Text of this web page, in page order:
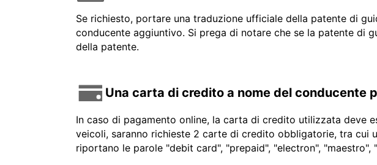
Se richiesto, portare una traduzione ufficiale della patente di
conducente aggiuntivo. Si prega di notare che se la patente di
della patente.
Una carta di credito a nome del conducente
In caso di pagamento online, la carta di credito utilizzata deve
veicoli, saranno richieste 2 carte di credito obbligatorie, tra cui
riportano le parole "debit card", "prepaid", "electron",